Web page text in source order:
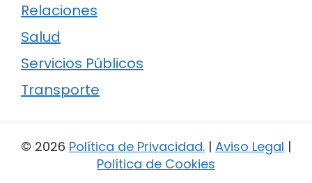
Relaciones
Salud
Servicios Públicos
Transporte
© 2026 Política de Privacidad. | Aviso Legal |
Política de Cookies